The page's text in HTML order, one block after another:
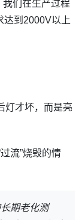
们在生产过程
达到2000V以上
灯才坏，而是亮
流”烧毁的情
期老化测